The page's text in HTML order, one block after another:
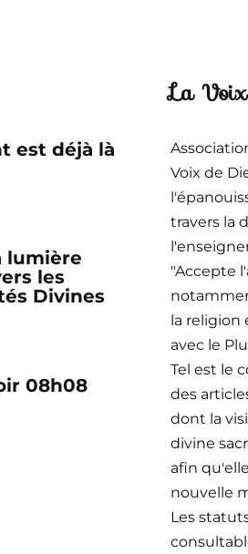
est déjà là
lumière
les
Divines
08h08
La
Voix de
travers la
"Accepte
la religion
avec le
Tel est le
des
dont la
divine
afin
nouvelle
Les